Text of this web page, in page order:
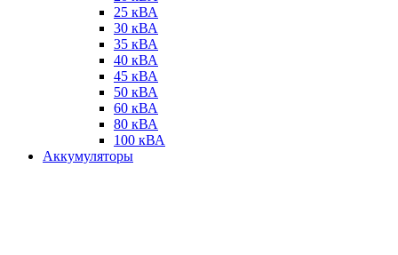
25 кВА
30 кВА
35 кВА
40 кВА
45 кВА
50 кВА
60 кВА
80 кВА
100 кВА
Аккумуляторы